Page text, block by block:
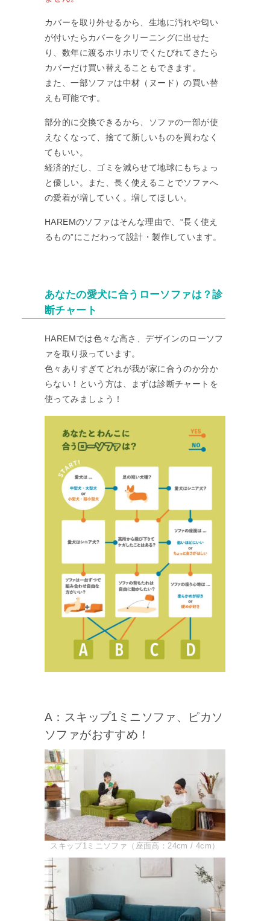
カバーを取り外せるから、生地に汚れや匂い
が付いたらカバーをクリーニングに出せた
り、数年に渡るホリホリでくたびれてきたら
カバーだけ買い替えることもできます。
また、一部ソファは中材（ヌード）の買い替
えも可能です。
部分的に交換できるから、ソファの一部が使
えなくなって、捨てて新しいものを買わなく
てもいい。
経済的だし、ゴミを減らせて地球にもちょっ
と優しい。また、長く使えることでソファへ
の愛着が増していく。増してほしい。
HAREMのソファはそんな理由で、“長く使え
るもの”にこだわって設計・製作しています。
あなたの愛犬に合うローソファは？診
断チャート
HAREMでは色々な高さ、デザインのローソフ
ァを取り扱っています。
色々ありすぎてどれが我が家に合うのか分か
らない！という方は、まずは診断チャートを
使ってみましょう！
A：スキップ1ミニソファ、ピカソ
ソファがおすすめ！
スキップ1ミニソファ（座面高：24cm / 4cm）